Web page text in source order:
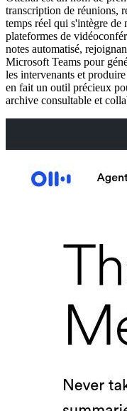
transcription de réunions,
temps réel qui s'intègre de
plateformes de
notes automatisé,
Microsoft Teams pour
les intervenants et
en fait un outil précieux
archive consultable et